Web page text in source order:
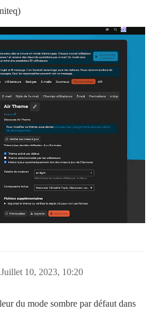
Juillet 10, 2023, 10:20
du mode sombre par défaut dans